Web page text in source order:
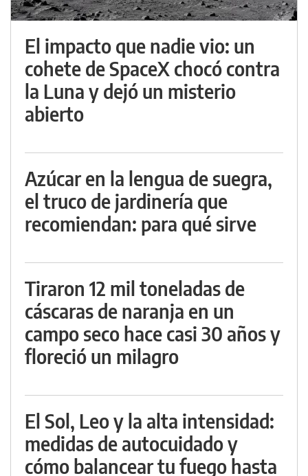
El impacto que nadie vio: un
cohete de SpaceX chocó contra
la Luna y dejó un misterio
abierto
Azúcar en la lengua de suegra,
el truco de jardinería que
recomiendan: para qué sirve
Tiraron 12 mil toneladas de
cáscaras de naranja en un
campo seco hace casi 30 años y
floreció un milagro
El Sol, Leo y la alta intensidad:
medidas de autocuidado y
cómo balancear tu fuego hasta